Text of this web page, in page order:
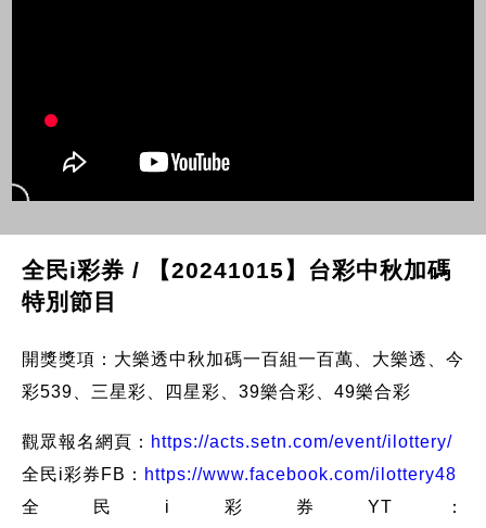
全民i彩券 / 【20241015】台彩中秋加碼
特別節目
開獎獎項：大樂透中秋加碼一百組一百萬、大樂透、今
彩539、三星彩、四星彩、39樂合彩、49樂合彩
觀眾報名網頁： https://acts.setn.com/event/ilottery/
全民i彩券FB： https://www.facebook.com/ilottery48
全民i彩券YT：